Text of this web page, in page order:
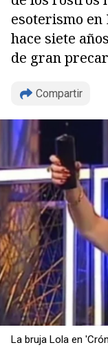
esoterismo en
hace siete
de gran
Compartir
Copiar
La bruja Lola en